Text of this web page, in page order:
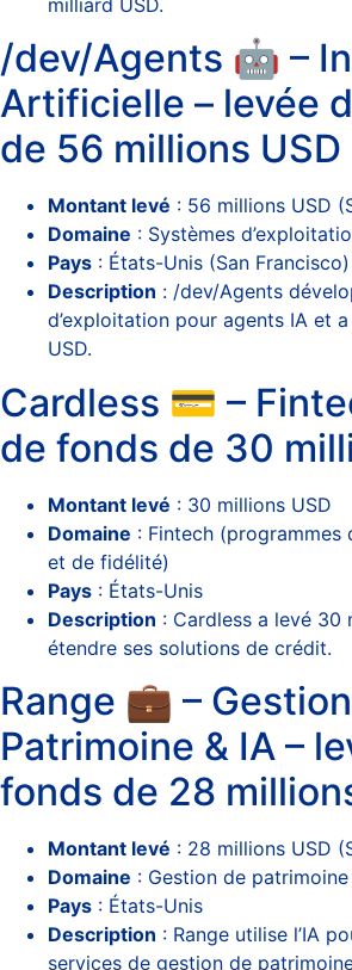
/dev/Agents 🤖 –
Artificielle – levée
de 56 millions USD
Montant levé : 56 millions USD
Domaine : Systèmes
Pays : États-Unis (San Francisco)
Description : /dev/Agents
d’exploitation pour agents IA et
USD.
Cardless 💳 –
de fonds de 30
Montant levé : 30 millions USD
Domaine : Fintech
et de fidélité)
Pays : États-Unis
Description : Cardless a levé 30
étendre ses solutions de crédit.
Range 💼 –
Patrimoine & IA –
fonds de 28
Montant levé : 28 millions USD
Domaine : Gestion de patrimoine
Pays : États-Unis
Description : Range utilise l’IA
services de gestion de